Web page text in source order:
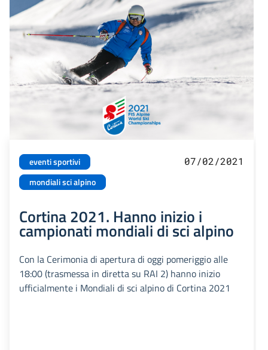
eventi sportivi
mondiali sci alpino
07/02/2021
Cortina 2021. Hanno inizio i
campionati mondiali di sci alpino
Con la Cerimonia di apertura di oggi pomeriggio alle
18:00 (trasmessa in diretta su RAI 2) hanno inizio
ufficialmente i Mondiali di sci alpino di Cortina 2021